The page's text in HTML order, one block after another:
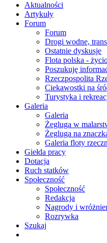
Aktualności
Artykuły
Forum
Forum
Drogi wodne,
Ostatnie dyskusje
Flota polska -
Poszukuję
Rzeczpospolita
Ciekawostki na
Turystyka i
Galeria
Galeria
Żegluga w
Żegluga na
Galeria floty
Giełda pracy
Dotacja
Ruch statków
Społeczność
Społeczność
Redakcja
Nagrody i
Rozrywka
Szukaj